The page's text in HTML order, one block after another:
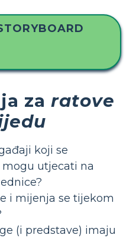
za ratove
koji se
utjecati na
i mijenja se tijekom
(i predstave) imaju